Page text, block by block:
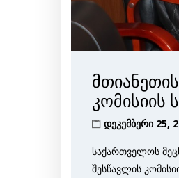
კომისიის
დეკემბერი 25,
საქართველოს
შესწავლის